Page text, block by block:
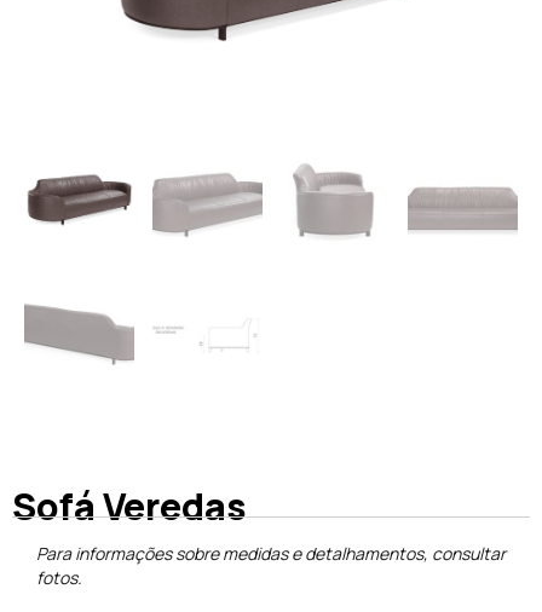
Sofá Veredas
Para informações sobre medidas e detalhamentos, consultar
fotos.